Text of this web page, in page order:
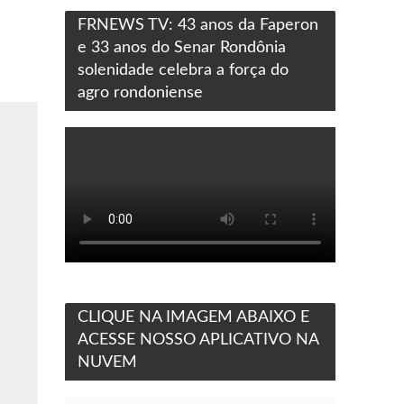
FRNEWS TV: 43 anos da Faperon
e 33 anos do Senar Rondônia
solenidade celebra a força do
agro rondoniense
CLIQUE NA IMAGEM ABAIXO E
ACESSE NOSSO APLICATIVO NA
NUVEM